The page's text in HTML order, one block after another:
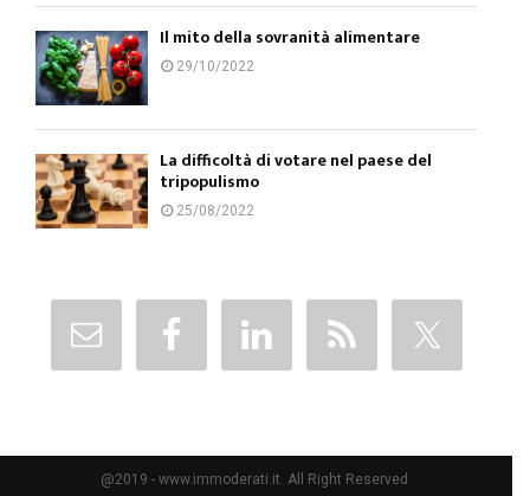
Il mito della sovranità alimentare
29/10/2022
La difficoltà di votare nel paese del
tripopulismo
25/08/2022
@2019 - www.immoderati.it. All Right Reserved.